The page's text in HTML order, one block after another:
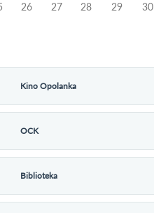
26 27 28 29 30
Kino Opolanka
OCK
Biblioteka